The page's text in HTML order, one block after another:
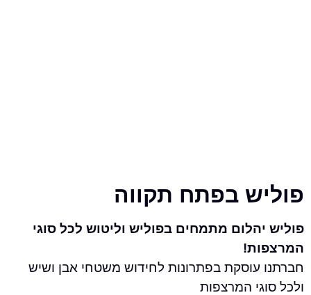
בפתח תקווה
מתמחים בפוליש וליטוש לכל סוגי
בפתרונות לחידוש משטחי אבן ושיש
המרצפות